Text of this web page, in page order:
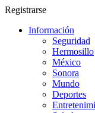
Registrarse
Información
Seguridad
Hermosillo
México
Sonora
Mundo
Deportes